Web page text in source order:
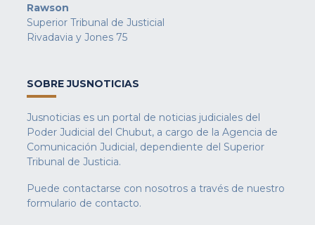
Rawson
Superior Tribunal de Justicial
Rivadavia y Jones 75
SOBRE JUSNOTICIAS
Jusnoticias es un portal de noticias judiciales del
Poder Judicial del Chubut, a cargo de la Agencia de
Comunicación Judicial, dependiente del Superior
Tribunal de Justicia.
Puede contactarse con nosotros a través de nuestro
formulario de contacto.